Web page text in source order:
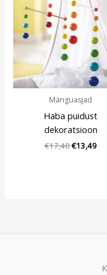
Mänguasjad
Haba puidust
dekoratsioon
€17,40
€17,40.
€13,49